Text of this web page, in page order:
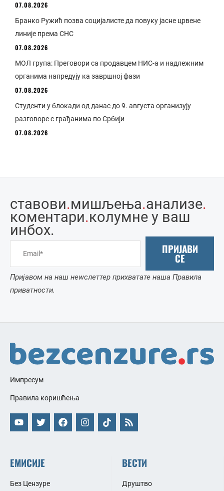
07.08.2026
Бранко Ружић позва социјалисте да повуку јасне црвене
линије према СНС
07.08.2026
МОЛ група: Преговори са продавцем НИС-а и надлежним
органима напредују ка завршној фази
07.08.2026
Студенти у блокади од данас до 9. августа организују
разговоре с грађанима по Србији
07.08.2026
ставови.мишљења.анализе.
коментари.колумне у ваш
инбоx.
ПРИЈАВИ
СЕ
Пријавом на наш неwслеттер прихватате наша Правила
приватности.
Импресум
Правила коришћења
ЕМИСИЈЕ
Без Цензуре
ВЕСТИ
Друштво